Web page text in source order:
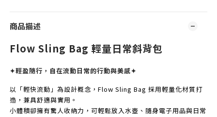
商品描述
Flow Sling Bag 輕量日常斜背包
✦輕盈隨行，自在流動日常的行動與美感✦
以「輕快流動」為設計概念，Flow Sling Bag 採用輕量化材質打
造，兼具舒適與實用。
小體積卻擁有驚人收納力，可輕鬆放入水壺、隨身電子用品與日常